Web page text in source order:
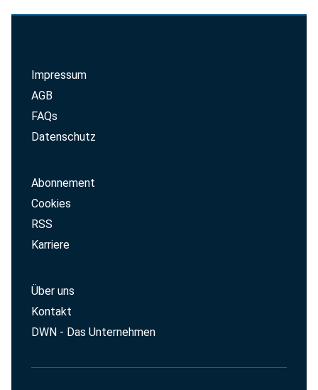
Impressum
AGB
FAQs
Datenschutz
Abonnement
Cookies
RSS
Karriere
Über uns
Kontakt
DWN - Das Unternehmen